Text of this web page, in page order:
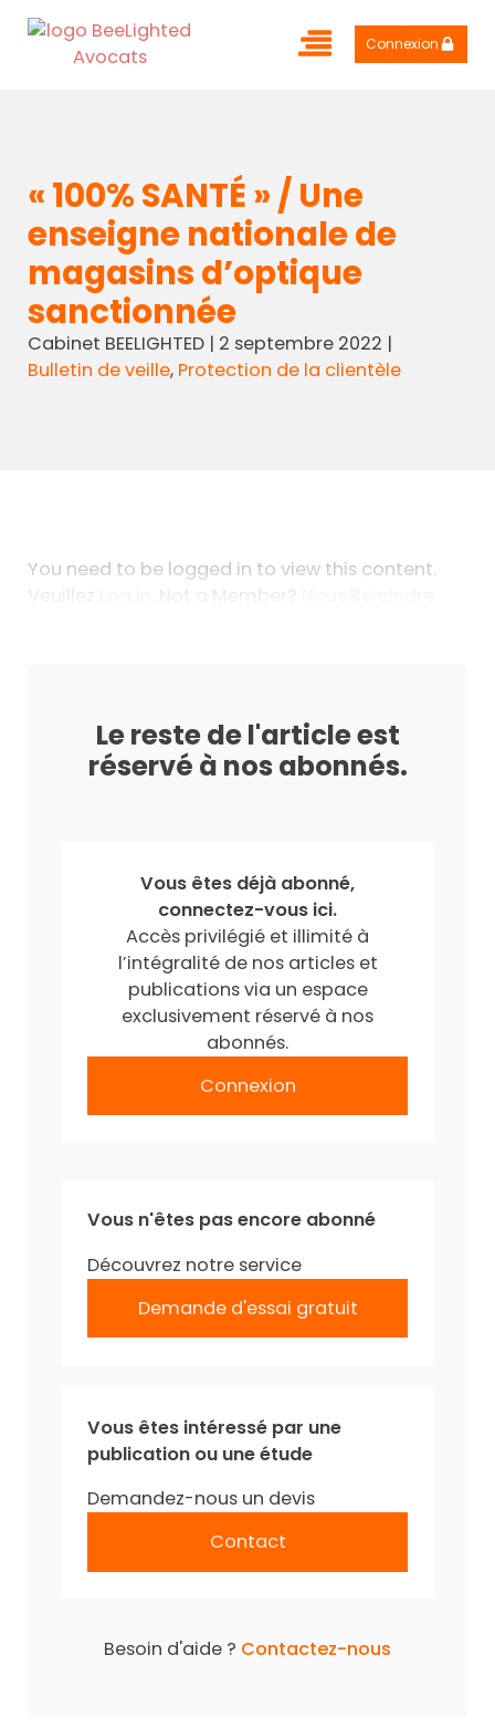
Connexion
« 100% SANTÉ » / Une
enseigne nationale de
magasins d’optique
sanctionnée
Cabinet BEELIGHTED| 2 septembre 2022 |
Bulletin de veille, Protection de la clientèle
You need to be logged in to view this content.
Veuillez
. Not a Member?
Le reste de l'article est
réservé à nos abonnés.
Vous êtes déjà abonné,
connectez-vous ici.
Accès privilégié et illimité à
l’intégralité de nos articles et
publications via un espace
exclusivement réservé à nos
abonnés.
Connexion
Vous n'êtes pas encore abonné
Découvrez notre service
Demande d'essai gratuit
Vous êtes intéressé par une
publication ou une étude
Demandez-nous un devis
Contact
Besoin d'aide ? Contactez-nous